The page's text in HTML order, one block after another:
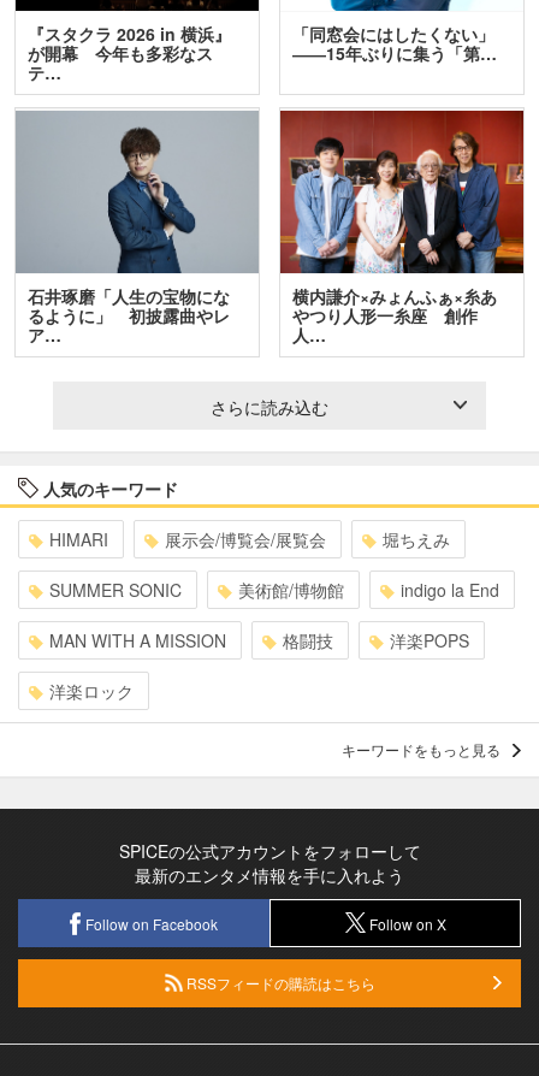
『スタクラ 2026 in 横浜』
が開幕 今年も多彩なス
テ…
「同窓会にはしたくない」
――15年ぶりに集う「第…
石井琢磨「人生の宝物にな
るように」 初披露曲やレ
ア…
横内謙介×みょんふぁ×糸あ
やつり人形一糸座 創作
人…
さらに読み込む
人気のキーワード
HIMARI 展示会/博覧会/展覧会 堀ちえみ
SUMMER SONIC 美術館/博物館 indigo la End
MAN WITH A MISSION 格闘技 洋楽POPS
洋楽ロック
キーワードをもっと見る
SPICEの公式アカウントをフォローして
最新のエンタメ情報を手に入れよう
Follow on Facebook Follow on X
RSSフィードの購読はこちら